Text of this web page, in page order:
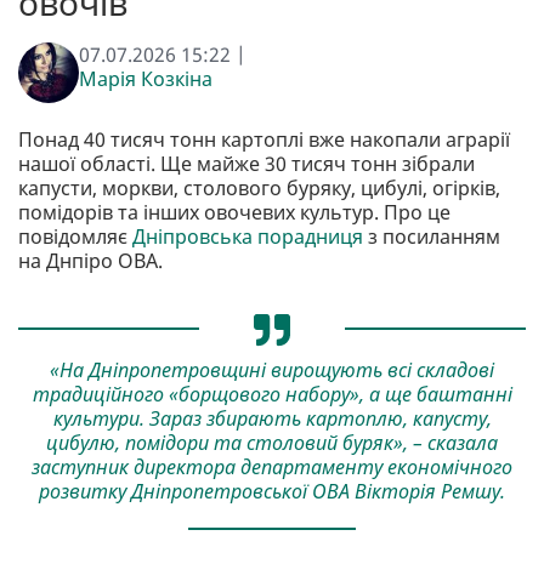
07.07.2026 15:22 |
Марія Козкіна
Понад 40 тисяч тонн картоплі вже накопали аграрії
нашої області. Ще майже 30 тисяч тонн зібрали
капусти, моркви, столового буряку, цибулі, огірків,
помідорів та інших овочевих культур. Про це
повідомляєДніпровська порадниця з посиланням
на Днпіро ОВА.
«На Дніпропетровщині вирощують всі складові
традиційного «борщового набору», а ще баштанні
культури. Зараз збирають картоплю, капусту,
цибулю, помідори та столовий буряк», – сказала
заступник директора департаменту економічного
розвитку Дніпропетровської ОВА Вікторія Ремшу.